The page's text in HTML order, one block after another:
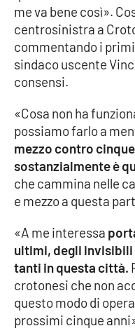
Cosenza
Lamezia Terme
Buona Sanità
LA
CALABRIAVISIONE
Eventi
Food
Storie
me va bene così».
centrosinistra a
commentando i
sindaco uscente
consensi.
«Cosa non ha
possiamo farlo a
mezzo contro
sostanzialmente è
che cammina nelle
e mezzo a questa
«A me interessa
ultimi, degli invisibili
tanti in questa città.
crotonesi che non
questo modo di
prossimi cinque